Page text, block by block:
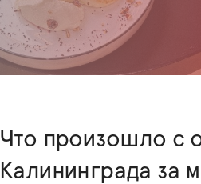
Что произошло с
Калининграда за